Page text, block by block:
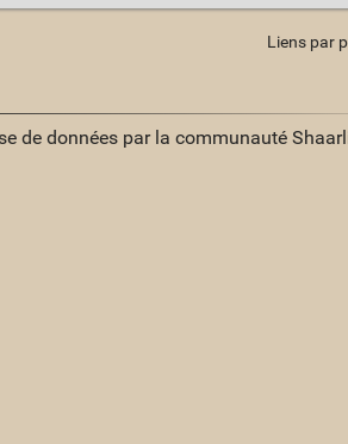
Liens par
de données par la communauté